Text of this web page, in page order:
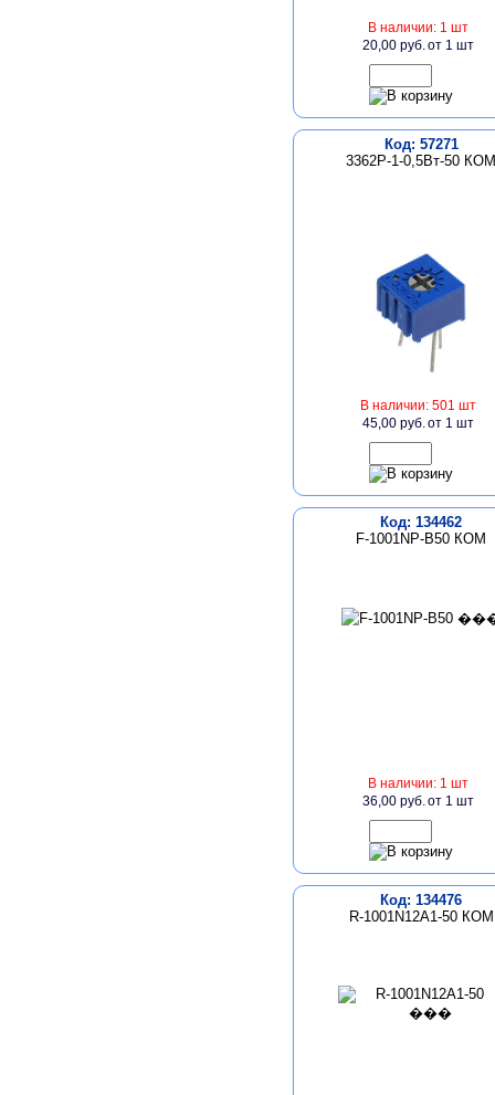
В наличии: 1 шт
20,00 руб.от 1 шт
Код: 57271
3362P-1-0,5Вт-50 КОМ
В наличии: 501 шт
45,00 руб.от 1 шт
Код: 134462
F-1001NP-B50 КОМ
В наличии: 1 шт
36,00 руб.от 1 шт
Код: 134476
R-1001N12A1-50 КОМ